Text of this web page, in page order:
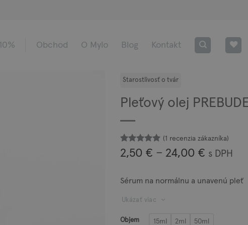
Obchod O Mylo Blog Kontakt
Pleťový olej
Hodnotenie
5z 5 na
1
recenzie
(1 recenzia zákazníka)
2,50 € – 24,00 € Price
2,50 €
through
s DPH
Sérum na normálnu a unavenú pleť
Ukázať viac
Objem 15ml 2ml 50ml